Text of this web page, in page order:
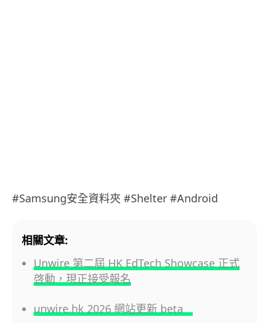
#Samsung安全資料夾 #Shelter #Android
相關文章:
Unwire 第二屆 HK EdTech Showcase 正式
啓動，現正接受報名
unwire.hk 2026 網站更新 beta